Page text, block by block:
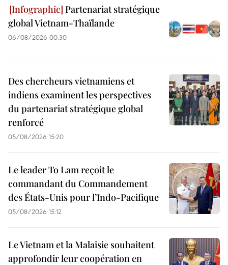
Partenariat stratégique
global Vietnam-Thaïlande
06/08/2026 00:30
Des chercheurs vietnamiens et
indiens examinent les perspectives
du partenariat stratégique global
renforcé
05/08/2026 15:20
Le leader To Lam reçoit le
commandant du Commandement
des États-Unis pour l’Indo-Pacifique
05/08/2026 15:12
Le Vietnam et la Malaisie souhaitent
approfondir leur coopération en